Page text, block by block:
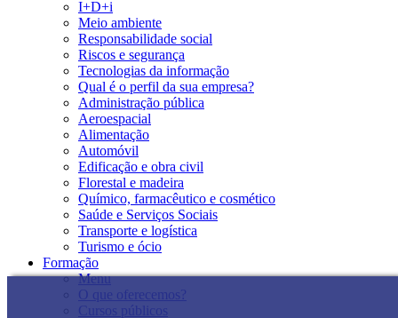
I+D+i
Meio ambiente
Responsabilidade social
Riscos e segurança
Tecnologias da informação
Qual é o perfil da sua empresa?
Administração pública
Aeroespacial
Alimentação
Automóvil
Edificação e obra civil
Florestal e madeira
Químico, farmacêutico e cosmético
Saúde e Serviços Sociais
Transporte e logística
Turismo e ócio
Formação
Menu
O que oferecemos?
Cursos públicos